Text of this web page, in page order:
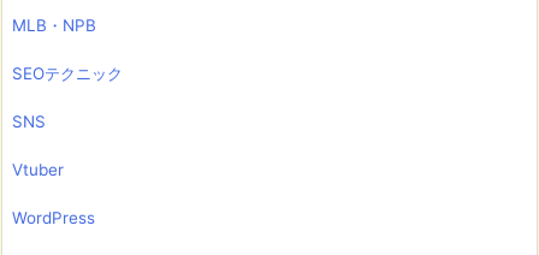
MLB・NPB
SEOテクニック
SNS
Vtuber
WordPress